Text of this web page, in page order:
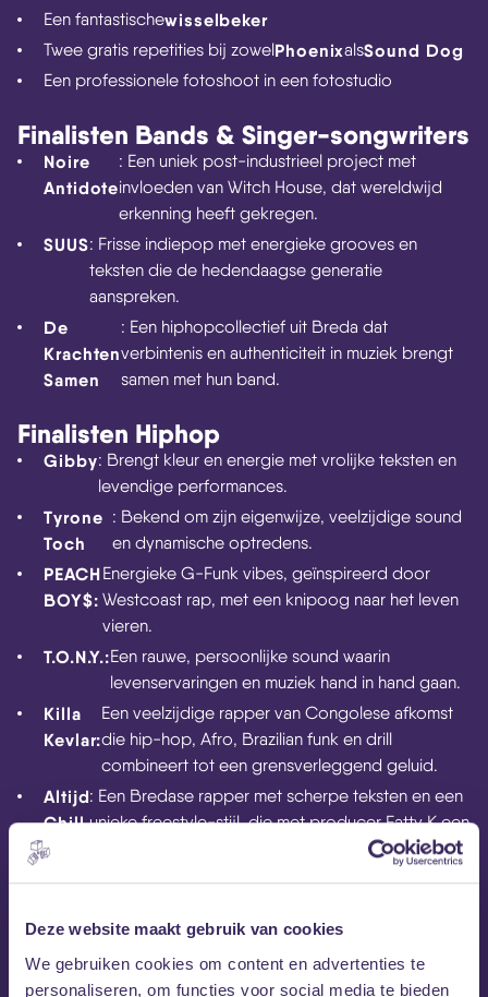
Deze website maakt gebruik van cookies
We gebruiken cookies om content en advertenties te
personaliseren, om functies voor social media te bieden
Een fantastischewisselbeker
Twee gratis repetities bij zowelPhoenixalsSound Dog
Een professionele fotoshoot in een fotostudio
Finalisten Bands & Singer-songwriters
Noire
Antidote
: Een uniek post-industrieel project met
invloeden van Witch House, dat wereldwijd
erkenning heeft gekregen.
SUUS: Frisse indiepop met energieke grooves en
teksten die de hedendaagse generatie
aanspreken.
De
Krachten
Samen
: Een hiphopcollectief uit Breda dat
verbintenis en authenticiteit in muziek brengt
samen met hun band.
Finalisten Hiphop
Gibby: Brengt kleur en energie met vrolijke teksten en
levendige performances.
Tyrone
Toch
: Bekend om zijn eigenwijze, veelzijdige sound
en dynamische optredens.
PEACH
BOY$:
Energieke G-Funk vibes, geïnspireerd door
Westcoast rap, met een knipoog naar het leven
vieren.
T.O.N.Y.:Een rauwe, persoonlijke sound waarin
levenservaringen en muziek hand in hand gaan.
Killa
Kevlar:
Een veelzijdige rapper van Congolese afkomst
die hip-hop, Afro, Brazilian funk en drill
combineert tot een grensverleggend geluid.
Altijd
Chill
: Een Bredase rapper met scherpe teksten en een
unieke freestyle-stijl, die met producer Fatty K een
De jury voor beide categorieën bestaan uit prominenten uit
de muziekindustrie, waaronder Lara van NPO 3FM, Sam
Raijmaakers (artiestennaam Massi), Bart Becx